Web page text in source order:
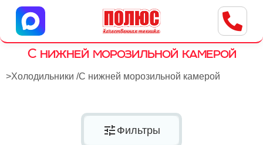
Центр бытовой техники
г. Ульяновск, ул. Пушкарева, 8a
С нижней морозильной камерой
>Холодильники /С нижней морозильной камерой
tune Фильтры